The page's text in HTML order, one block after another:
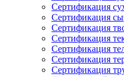
Сертификация
Сертификация
Сертификация
Сертификация
Сертификация
Сертификация
Сертификация